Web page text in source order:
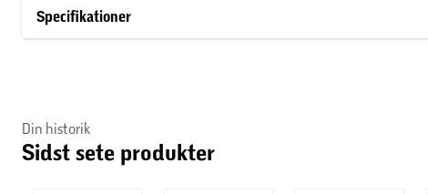
brug.
Specifikationer
Din historik
Sidst sete produkter